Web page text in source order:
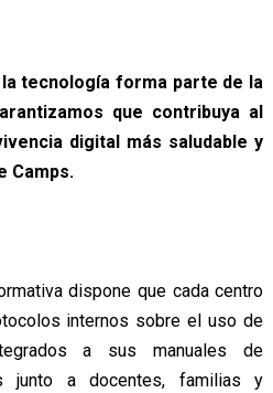
tecnología forma parte de la
que contribuya al
digital más saludable y
Camps.
dispone que cada centro
internos sobre el uso de
a sus manuales de
junto a docentes, familias y